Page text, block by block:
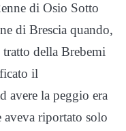
di Osio Sotto
di Brescia quando,
della Brebemi
il
avere la peggio era
aveva riportato solo